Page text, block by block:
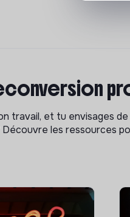
travail, et tu envisages
les ressources